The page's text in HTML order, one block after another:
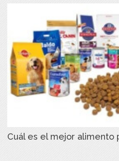
Cuál es el mejor alimento